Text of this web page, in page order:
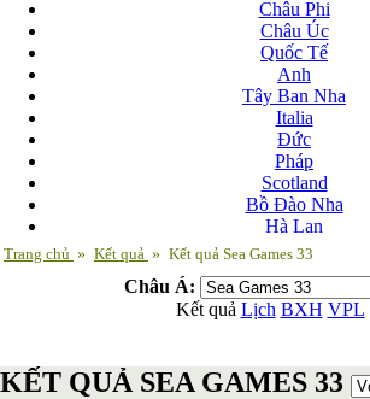
Châu Phi
Châu Úc
Quốc Tế
Anh
Tây Ban Nha
Italia
Đức
Pháp
Scotland
Bồ Đào Nha
Hà Lan
Nga
Andorra
Armenia
Belarus
Trang chủ » Kết quả » Kết quả Sea Games 33
Châu Á:
Kết quả Lịch BXH VPL
KẾT QUẢ SEA GAMES 33